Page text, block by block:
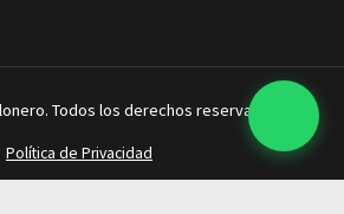
Todos los derechos reservados.
Política de Privacidad